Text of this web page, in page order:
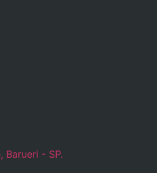
Barueri - SP.